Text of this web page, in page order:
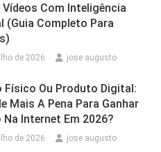
Vídeos Com Inteligência
(Guia Completo Para
de 2026 jose augusto
Físico Ou Produto Digital:
Mais A Pena Para Ganhar
Na Internet Em 2026?
de 2026 jose augusto